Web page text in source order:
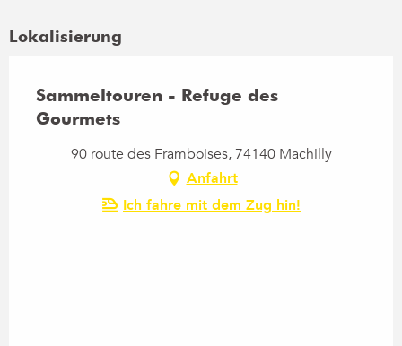
Samstag 6 Juni 2026
Samstag 20 Juni 2026
Samstag 11 Juli 2026
Lokalisierung
Sammeltouren - Refuge des
Gourmets
90 route des Framboises, 74140 Machilly
Anfahrt
Ich fahre mit dem Zug hin!